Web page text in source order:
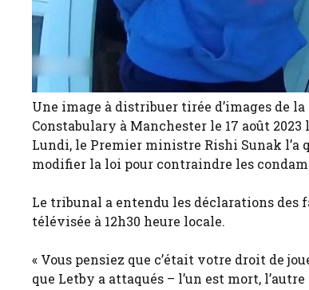
Une image à distribuer tirée d’images de
Constabulary à Manchester le 17 août
Lundi, le Premier ministre Rishi Sunak l’a
modifier la loi pour contraindre les
Le tribunal a entendu les déclarations
télévisée à 12h30 heure locale.
« Vous pensiez que c’était votre droit de
que Letby a attaqués – l’un est mort,